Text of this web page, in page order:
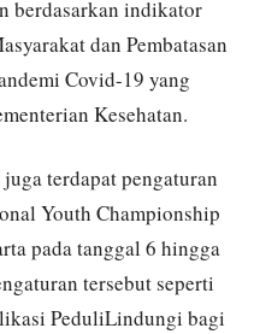
berdasarkan indikator
dan Pembatasan
Covid-19 yang
Kesehatan.
terdapat pengaturan
Youth Championship
pada tanggal 6 hingga
tersebut seperti
PeduliLindungi bagi